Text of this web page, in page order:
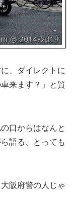
、ダイレクトに
来ます？」と質
口からはなんと
語る、とっても
阪府警の人じゃ